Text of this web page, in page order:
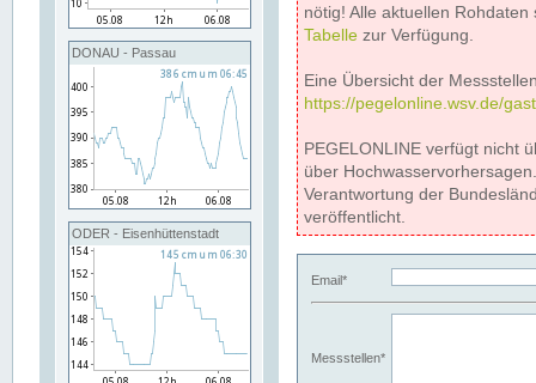
DONAU - Passau
ODER - Eisenhüttenstadt
nötig! Alle aktuellen
Tabelle zur Verfügung.
Eine Übersicht der
https://pegelonline.wsv.de/
PEGELONLINE verfügt nicht
über
Verantwortung der
veröffentlicht.
Email*
Messstellen*